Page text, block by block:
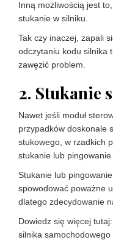
Inną możliwością jest
stukanie w silniku.
Tak czy inaczej, zapali
odczytaniu kodu silnika
zawęzić problem.
2. Stukanie
Nawet jeśli moduł
przypadków doskonale
stukowego, w rzadkich
stukanie lub pingowanie
Stukanie lub
spowodować poważne
dlatego zdecydowanie
Dowiedz się więcej
silnika samochodowego